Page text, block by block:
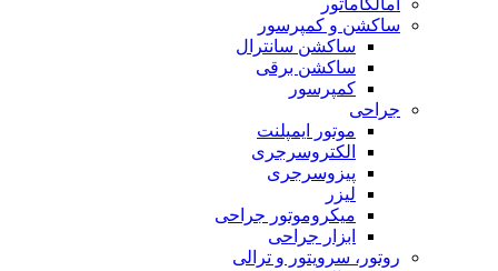
آمالگاماتور
ساکشن و کمپرسور
ساکشن سانترال
ساکشن برقی
کمپرسور
جراحی
موتور ایمپلنت
الکتروسرجری
پیزوسرجری
لیزر
میکروموتور جراحی
ابزار جراحی
روتور، سرویتور و ترالی